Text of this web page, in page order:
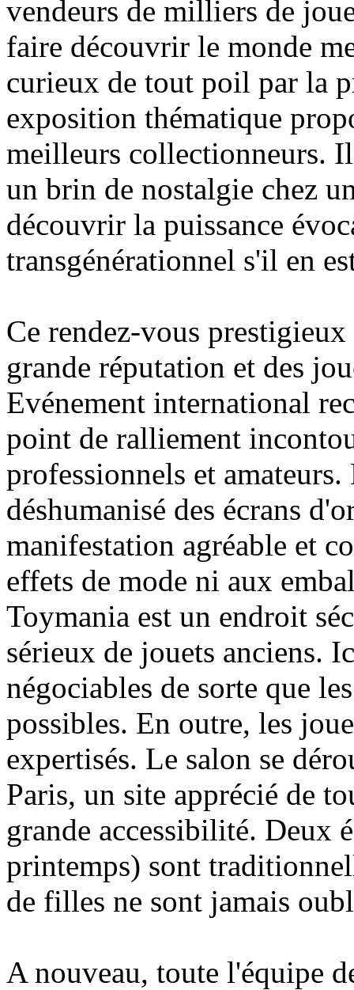
vendeurs de milliers de
faire découvrir le monde
curieux de tout poil par la
exposition thématique
meilleurs collectionneurs.
un brin de nostalgie chez
découvrir la puissance
transgénérationnel s'il en
Ce rendez-vous
grande réputation et des
Evénement international
point de ralliement
professionnels et
déshumanisé des écrans
manifestation agréable et
effets de mode ni aux
Toymania est un endroit
sérieux de jouets anciens.
négociables de sorte que
possibles. En outre, les
expertisés. Le salon se
Paris, un site apprécié de
grande accessibilité. Deux
printemps) sont
de filles ne sont jamais
A nouveau, toute l'équipe